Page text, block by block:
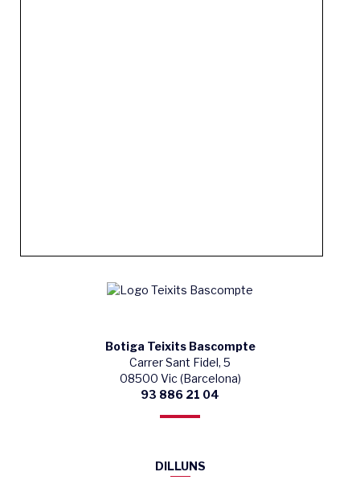
Botiga Teixits Bascompte
Carrer Sant Fidel, 5
08500 Vic (Barcelona)
93 886 21 04
DILLUNS